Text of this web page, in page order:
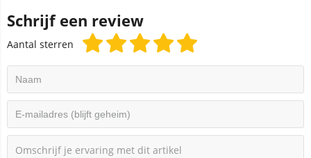
Schrijf een review
Aantal sterren